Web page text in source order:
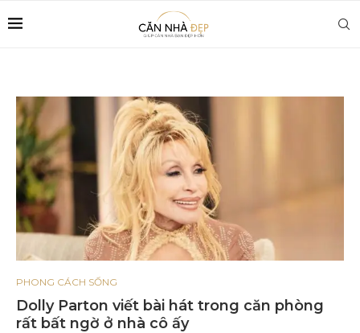
PHONG CÁCH SỐNG
Dolly Parton viết bài hát trong căn phòng
rất bất ngờ ở nhà cô ấy